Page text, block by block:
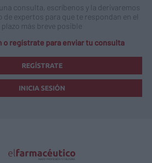
consulta, escríbenos y la derivaremos
expertos para que te respondan en el
plazo más breve posible
o regístrate para enviar tu consulta
REGÍSTRATE
INICIA SESIÓN